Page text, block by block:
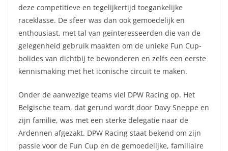
deze competitieve en tegelijkertijd toegankelijke
raceklasse. De sfeer was dan ook gemoedelijk en
enthousiast, met tal van geïnteresseerden die van de
gelegenheid gebruik maakten om de unieke Fun Cup-
bolides van dichtbij te bewonderen en zelfs een eerste
kennismaking met het iconische circuit te maken.
Onder de aanwezige teams viel DPW Racing op. Het
Belgische team, dat gerund wordt door Davy Sneppe en
zijn familie, was met een sterke delegatie naar de
Ardennen afgezakt. DPW Racing staat bekend om zijn
passie voor de Fun Cup en de gemoedelijke, familiaire